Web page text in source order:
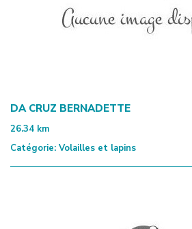
DA CRUZ BERNADETTE
26.34 km
Catégorie: Volailles et lapins